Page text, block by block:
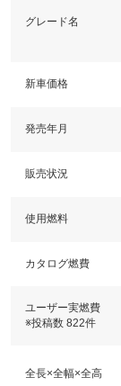
グレード名
新車価格
発売年月
販売状況
使用燃料
カタログ燃費
ユーザー実燃費
※投稿数 822件
全長×全幅×全高